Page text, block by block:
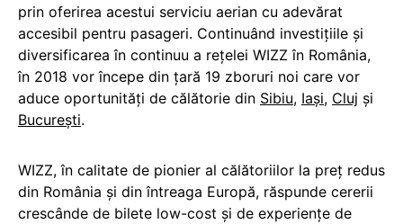
prin oferirea acestui serviciu aerian cu adevărat
accesibil pentru pasageri. Continuând investițiile și
diversificarea în continuu a rețelei WIZZ în România,
în 2018 vor începe din țară 19 zboruri noi care vor
aduce oportunități de călătorie din Sibiu, Iași, Cluj și
București.
WIZZ, în calitate de pionier al călătoriilor la preț redus
din România și din întreaga Europă, răspunde cererii
crescânde de bilete low-cost și de experiențe de